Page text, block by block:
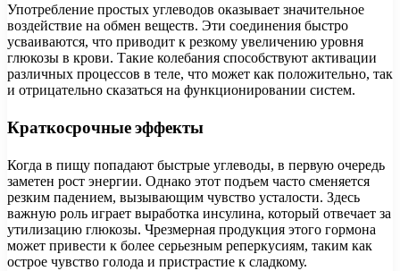
Употребление простых углеводов оказывает значительное
воздействие на обмен веществ. Эти соединения быстро
усваиваются, что приводит к резкому увеличению уровня
глюкозы в крови. Такие колебания способствуют активации
различных процессов в теле, что может как положительно, так
и отрицательно сказаться на функционировании систем.
Краткосрочные эффекты
Когда в пищу попадают быстрые углеводы, в первую очередь
заметен рост энергии. Однако этот подъем часто сменяется
резким падением, вызывающим чувство усталости. Здесь
важную роль играет выработка инсулина, который отвечает за
утилизацию глюкозы. Чрезмерная продукция этого гормона
может привести к более серьезным реперкусиям, таким как
острое чувство голода и пристрастие к сладкому.